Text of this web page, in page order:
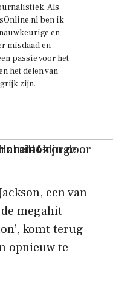
Als
ben ik
en
misdaad en
passie voor het
het delen van
zijn.
een van
megahit
komt terug
opnieuw te